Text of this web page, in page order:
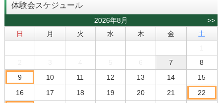
体験会スケジュール
2026年8月
>>
日
月 火 水 木 金
土
7
8
9
10 11 12 13 14
15
16
17 18 19 20 21
22